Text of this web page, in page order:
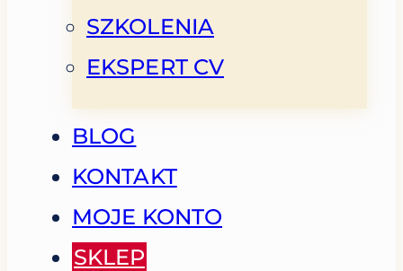
SZKOLENIA
EKSPERT CV
BLOG
KONTAKT
MOJE KONTO
SKLEP